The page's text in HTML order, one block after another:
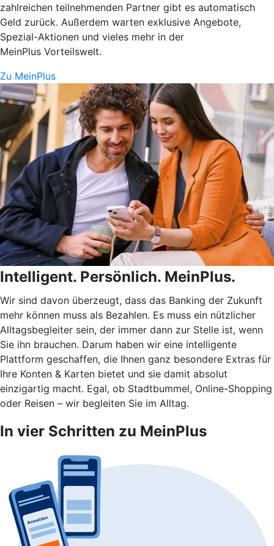
zahlreichen teilnehmenden Partner gibt es automatisch
Geld zurück. Außerdem warten exklusive Angebote,
Spezial-Aktionen und vieles mehr in der
MeinPlus Vorteilswelt.
Zu MeinPlus
Intelligent. Persönlich. MeinPlus.
Wir sind davon überzeugt, dass das Banking der Zukunft
mehr können muss als Bezahlen. Es muss ein nützlicher
Alltagsbegleiter sein, der immer dann zur Stelle ist, wenn
Sie ihn brauchen. Darum haben wir eine intelligente
Plattform geschaffen, die Ihnen ganz besondere Extras für
Ihre Konten & Karten bietet und sie damit absolut
einzigartig macht. Egal, ob Stadtbummel, Online-Shopping
oder Reisen – wir begleiten Sie im Alltag.
In vier Schritten zu MeinPlus